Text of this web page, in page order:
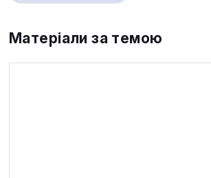
Матеріали за темою